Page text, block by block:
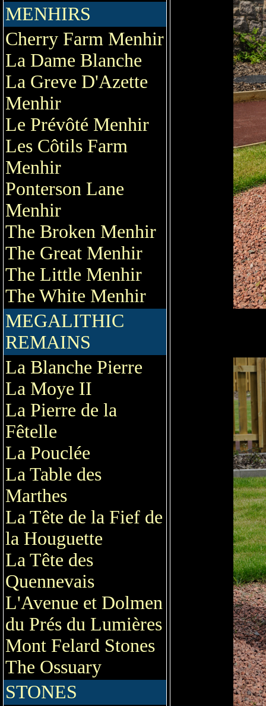
MENHIRS
Cherry Farm Menhir
La Dame Blanche
La Greve D'Azette
Menhir
Le Prévôté Menhir
Les Côtils Farm
Menhir
Ponterson Lane
Menhir
The Broken Menhir
The Great Menhir
The Little Menhir
The White Menhir
MEGALITHIC
REMAINS
La Blanche Pierre
La Moye II
La Pierre de la
Fêtelle
La Pouclée
La Table des
Marthes
La Tête de la Fief de
la Houguette
La Tête des
Quennevais
L'Avenue et Dolmen
du Prés du Lumières
Mont Felard Stones
The Ossuary
STONES